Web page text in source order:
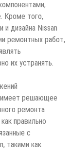
Кроме того,
и дизайна Nissan
ремонтных работ,
их устранять.
имеет решающее
ремонта
правильно
с
такими как